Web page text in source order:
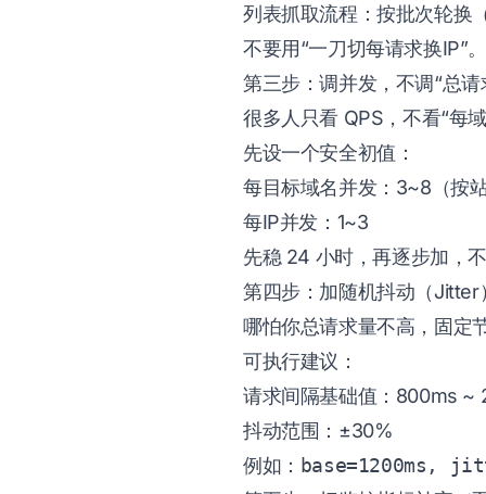
列表抓取流程：按批次轮换
不要用“一刀切每请求换IP”。
第三步：调并发，不调“总请
很多人只看 QPS，不看“每
先设一个安全初值：
每目标域名并发：3~8（按
每IP并发：1~3
先稳 24 小时，再逐步加，
第四步：加随机抖动（Jitter
哪怕你总请求量不高，固定
可执行建议：
请求间隔基础值：800ms ~
抖动范围：±30%
例如： base=1200ms,